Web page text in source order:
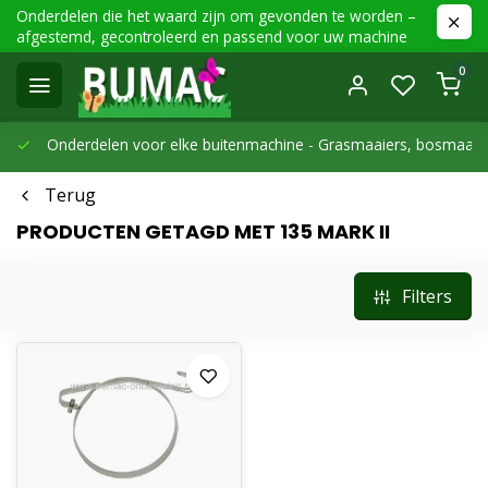
Onderdelen die het waard zijn om gevonden te worden –
afgestemd, gecontroleerd en passend voor uw machine
0
Onderdelen voor elke buitenmachine - Grasmaaiers,
Terug
PRODUCTEN GETAGD MET 135 MARK II
Filters